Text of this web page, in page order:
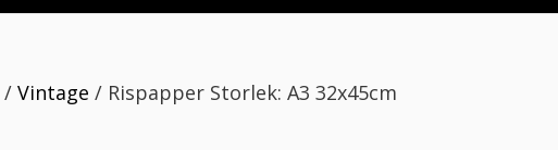
/Vintage / Rispapper Storlek: A3 32x45cm